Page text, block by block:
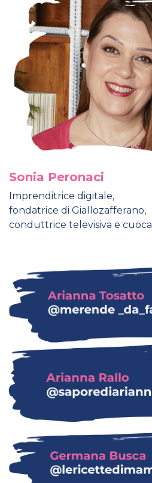
Sonia Peronaci
Imprenditrice digitale,
fondatrice di Giallozafferano,
conduttrice televisiva e cuoca